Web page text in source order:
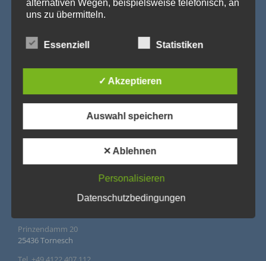
Prinzendamm 20
25436 Tornesch
alternativen Wegen, beispielsweise telefonisch, an
uns zu übermitteln.
Begriffsbestimmungen
durch den Europäischen Richtlinien- und Verordnungsgeber
beim Erlass der Datenschutz-Grundverordnung (DS-GVO)
verwendet wurden. Unsere Datenschutzerklärung soll sowohl
für die Öffentlichkeit als auch für unsere Kunden und
Geschäftspartner einfach lesbar und verständlich sein. Um
dies zu gewährleisten, möchten wir vorab die verwendeten
Begrifflichkeiten erläutern.
Wir verwenden in dieser Datenschutzerklärung
unter anderem die folgenden Begriffe:
a) personenbezogene Daten
Personenbezogene Daten sind alle Informationen, die
sich auf eine identifizierte oder identifizierbare
natürliche Person (im Folgenden „betroffene Person")
angesehen, die direkt oder indirekt, insbesondere
Essenziell Statistiken
✓ Akzeptieren
Auswahl speichern
✕ Ablehnen
Personalisieren
Datenschutzbedingungen